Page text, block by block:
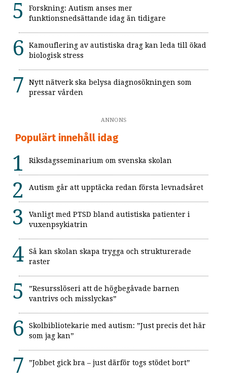
Forskning: Autism anses mer
funktionsnedsättande idag än tidigare
Kamouflering av autistiska drag kan leda till ökad
biologisk stress
Nytt nätverk ska belysa diagnosökningen som
pressar vården
ANNONS
Populärt innehåll idag
Riksdagsseminarium om svenska skolan
Autism går att upptäcka redan första levnadsåret
Vanligt med PTSD bland autistiska patienter i
vuxenpsykiatrin
Så kan skolan skapa trygga och strukturerade
raster
”Resursslöseri att de högbegåvade barnen
vantrivs och misslyckas”
Skolbibliotekarie med autism: ”Just precis det här
som jag kan”
”Jobbet gick bra – just därför togs stödet bort”